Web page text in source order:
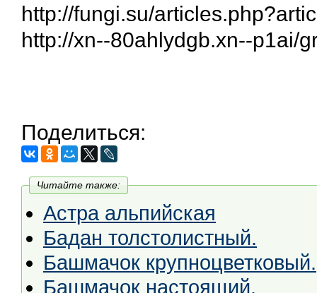
http://fungi.su/
http://xn--80ahlydgb.xn--p1ai/
Поделиться:
Читайте также:
Астра альпийская
Бадан толстолистный.
Башмачок крупноцветковый.
Башмачок настоящий.